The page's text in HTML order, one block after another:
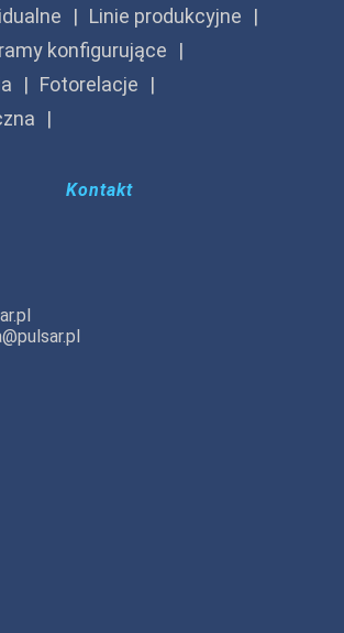
Linie produkcyjne
konfigurujące
Fotorelacje
Kontakt